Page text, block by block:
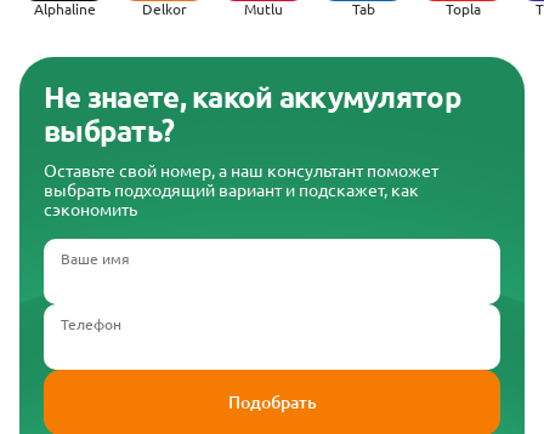
Alphaline Delkor Mutlu Tab Topla
Не знаете, какой аккумулятор
выбрать?
Оставьте свой номер, а наш консультант поможет
выбрать подходящий вариант и подскажет, как
сэкономить
Ваше имя
Телефон
Подобрать